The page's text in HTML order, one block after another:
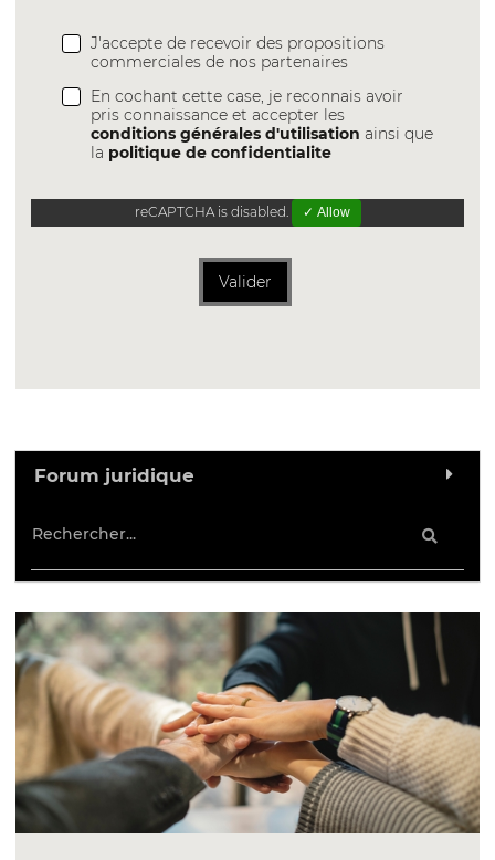
J'accepte de recevoir des propositions
commerciales de nos partenaires
En cochant cette case, je reconnais avoir
pris connaissance et accepter les
conditions générales d'utilisation ainsi que
la politique de confidentialite
reCAPTCHA is disabled. ✓ Allow
Valider
Forum juridique